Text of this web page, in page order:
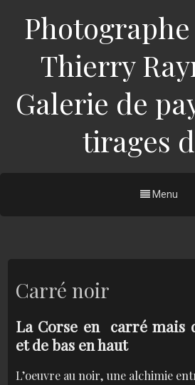
Thierry
Galerie de
tirages
Menu
Carré noir
La Corse en carré mais
et de bas en haut
L’oeuvre au noir, une alchimie